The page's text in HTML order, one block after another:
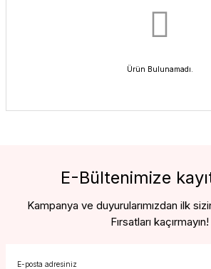
Ürün Bulunamadı.
E-Bültenimize
Kampanya ve duyurularımızdan ilk
Fırsatları kaçırmayın!